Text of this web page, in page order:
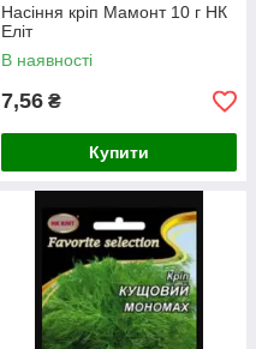
Насіння кріп Мамонт 10 г НК
Еліт
В наявності
7,56 ₴
Купити